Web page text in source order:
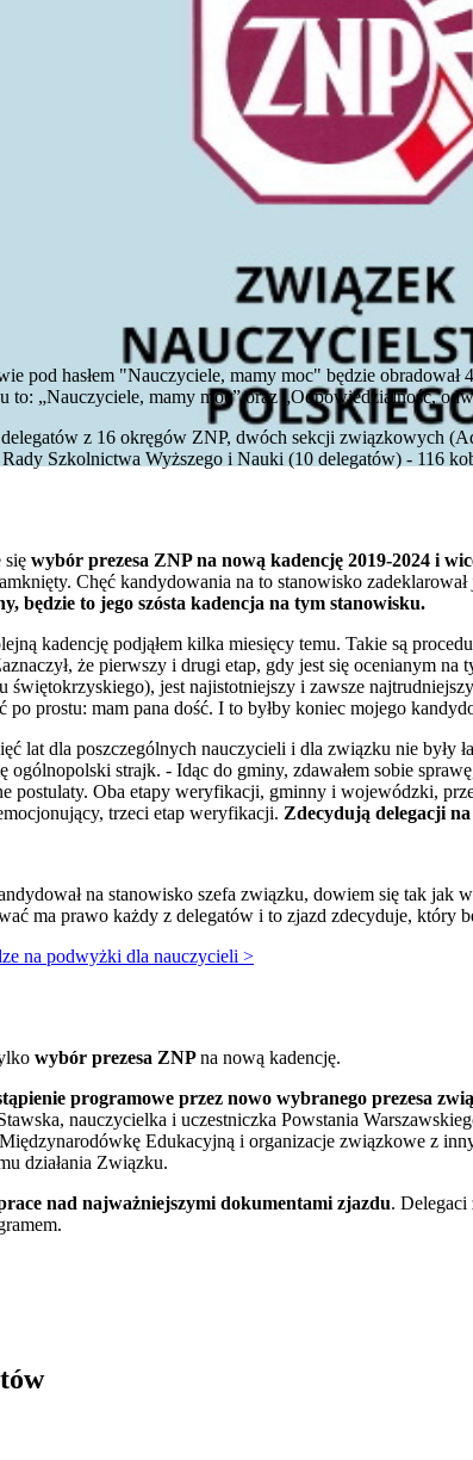
pod hasłem "Nauczyciele, mamy moc" będzie
to: „Nauczyciele, mamy moc” oraz „Odpowiedzialność,
z 16 okręgów ZNP, dwóch sekcji związkowych
Szkolnictwa Wyższego i Nauki (10 delegatów) - 116
się wybór prezesa ZNP na nową kadencję 2019-2024 i
Chęć kandydowania na to stanowisko
będzie to jego szósta kadencja na tym stanowisku.
kadencję podjąłem kilka miesięcy temu. Takie są
że pierwszy i drugi etap, gdy jest się ocenianym
jest najistotniejszy i zawsze
prostu: mam pana dość. I to byłby koniec mojego
lat dla poszczególnych nauczycieli i dla związku nie były
ogólnopolski strajk. - Idąc do gminy, zdawałem sobie
postulaty. Oba etapy weryfikacji, gminny i wojewódzki,
trzeci etap weryfikacji. Zdecydują delegacji
na stanowisko szefa związku, dowiem się tak jak
ma prawo każdy z delegatów i to zjazd zdecyduje, który
na podwyżki dla nauczycieli >
wybór prezesa ZNPna nową kadencję.
programowe przez nowo wybranego prezesa
nauczycielka i uczestniczka Powstania
Edukacyjną i organizacje związkowe z
działania Związku.
nad najważniejszymi dokumentami zjazdu. Delegaci
Andrzej Rozmus - otwiera się w nowym oknie